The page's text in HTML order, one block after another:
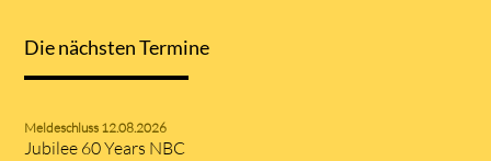
Die nächsten Termine
Meldeschluss 12.08.2026
Jubilee 60 Years NBC